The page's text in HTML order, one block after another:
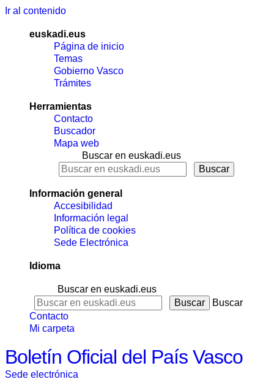
Ir al contenido
euskadi.eus
Página de inicio
Temas
Gobierno Vasco
Trámites
Herramientas
Contacto
Buscador
Mapa web
Buscar en euskadi.eus
Información general
Accesibilidad
Información legal
Política de cookies
Sede Electrónica
Idioma
Buscar en euskadi.eus
Buscar
Contacto
Mi carpeta
Boletín Oficial del País Vasco
Sede electrónica